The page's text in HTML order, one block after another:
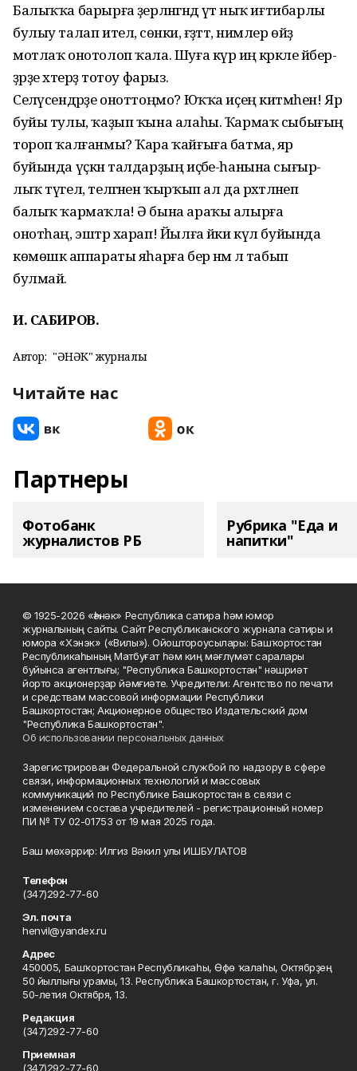
Балыҡҡа барырға әҙерлән­гәндә үтә ныҡ иғтибарлы
булыу талап ителә, сөнки, ғәҙәттә, ни­мәлер өйҙә
мотлаҡ онотолоп ҡа­ла. Шуға күрә иң кәрәкле әй­бер­
ҙәрҙе хәтерҙә тотоу фарыз.
Селәүсендәрҙе оноттоңмо? Юҡҡа иҫең китмәһен! Яр
буйы тулы, ҡаҙып ҡына алаһы. Ҡармаҡ сыбығың
тороп ҡалғанмы? Ҡара ҡайғыға батма, яр
буйында үҫкән талдарҙың иҫәбе-һанына сығыр­
лыҡ түгел, теләгәнен ҡырҡып ал да рәхәтләнеп
балыҡ ҡармаҡла! Ә бына араҡы алырға
онотһаң, эштәр харап! Йылға йәки күл буйында
көмөшкә аппараты яһарға бер нәмә лә табып
булмай.
И. САБИРОВ.
Автор: "ҺӘНӘК" журналы
Читайте нас
Партнеры
Фотобанк
журналистов РБ
Рубрика "Еда и
напитки"
© 1925-2026 «Һәнәк» Республика сатира һәм юмор
журналының сайты. Сайт Республиканского журнала сатиры и
юмора «Хэнэк» («Вилы»). Ойоштороусылары: Башҡортостан
Республикаһының Матбуғат һәм киң мәғлүмәт саралары
буйынса агентлығы; "Республика Башкортостан" нәшриәт
йорто акционерҙар йәмғиәте. Учредители: Агентство по печати
и средствам массовой информации Республики
Башкортостан; Акционерное общество Издательский дом
"Республика Башкортостан".
Об использовании персональных данных
Зарегистрирован Федеральной службой по надзору в сфере
связи, информационных технологий и массовых
коммуникаций по Республике Башкортостан в связи с
изменением состава учредителей - регистрационный номер
ПИ № ТУ 02-01753 от 19 мая 2025 года.
Баш мөхәррир: Илгиз Вәкил улы ИШБУЛАТОВ
Телефон
(347)292-77-60
Эл. почта
henvil@yandex.ru
Адрес
450005, Башҡортостан Республикаһы, Өфө ҡалаһы, Октябрҙең
50 йыллығы урамы, 13. Республика Башкортостан, г. Уфа, ул.
50-летия Октября, 13.
Редакция
(347)292-77-60
Приемная
(347)292-77-60